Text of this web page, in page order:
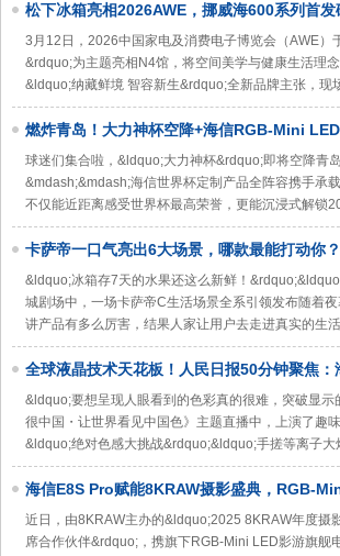
松下冰箱亮相2026AWE，挪威海600系列首
3月12日，2026中国家电及消费电子博览会（AWE
&rdquo;为主题亮相N4馆，将空间美学与健康生活理
&ldquo;纳藏鲜境 智容新生&rdquo;全新品牌主张，现
燃炸青岛！大力神杯空降+海信RGB-Mini
欢！
球迷们集合啦，&ldquo;大力神杯&rdquo;即将空降青
&mdash;&mdash;海信世界杯定制产品全阵容携手承
不仅能近距离感受世界杯最高荣誉，更能沉浸式解锁
卡萨帝一口气亮出6大场景，哪款最能打动你？
&ldquo;冰箱存7天的水果还这么新鲜！
城剧场中，一场卡萨帝C生活场景全系引领发布随着
讲产品有多么厉害，结果人家让用户去走进真实的生
全球液晶技术天花板！人民日报50分钟聚焦
&ldquo;要想呈现人眼看到的色彩真的很难，突破显
很中国・让世界看见中国色》主题直播中，上演了趣
&ldquo;绝对色感大挑战&rdquo;&ldquo;手搓等离子
海信E8S Pro赋能8KRAW摄影盛典，RGB-
近日，由8KRAW主办的&ldquo;2025 8KRAW年度
席合作伙伴&rdquo;，携旗下RGB-Mini LED影游旗